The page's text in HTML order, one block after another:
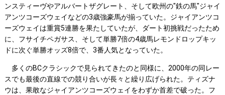
ンスティーヴやアルバートザグレート、そして欧州の"鉄の馬"ジャイ
アンツコーズウェイなどの3歳強豪馬が揃っていた。ジャイアンツコ
ーズウェイは重賞5連勝を果たしていたが、ダート初挑戦だったため
に、フサイチペガサス、そして単勝7倍の4歳馬レモンドロップキッ
ドに次ぐ単勝オッズ8倍で、3番人気となっていた。
多くのBCクラシックで見られてきたのと同様に、2000年の同レー
スでも最後の直線での競り合いが長々と繰り広げられた。ティズナ
ウは、果敢なジャイアンツコーズウェイをわずか首差で破った。フ